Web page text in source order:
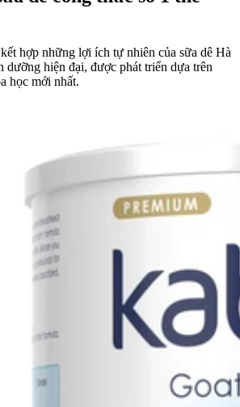
hợp những lợi ích tự nhiên của sữa dê Hà
hiện đại, được phát triển dựa trên
học mới nhất.